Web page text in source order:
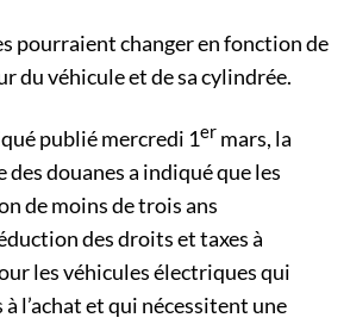
pourraient changer en fonction de
du véhicule et de sa cylindrée.
publié mercredi 1er mars, la
douanes a indiqué que les
de moins de trois ans
des droits et taxes à
les véhicules électriques qui
l’achat et qui nécessitent une